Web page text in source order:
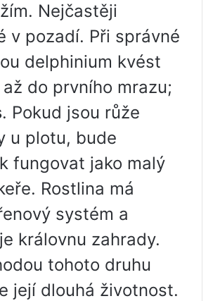
Nejčastěji
v pozadí. Při správné
delphinium kvést
do prvního mrazu;
. Pokud jsou růže
u plotu, bude
fungovat jako malý
Rostlina má
systém a
královnu zahrady.
tohoto druhu
její dlouhá životnost.